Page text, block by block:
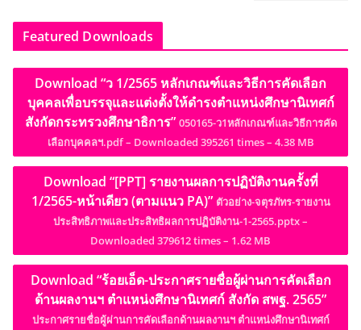
Featured Downloads
Download “ว 1/2565 หลักเกณฑ์และวิธีการคัดเลือก
บุคคลเพื่อบรรจุและแต่งตั้งให้ดำรงตำแหน่งศึกษานิเทศก์
สังกัดกระทรวงศึกษาธิการ” 050165-ว1หลักเกณฑ์และวิธีการคัด
เลือกบุคคลฯ.pdf – Downloaded 395261 times – 4.38 MB
Download “[PPT] รายงานผลการปฏิบัติงานครั้งที่
1/2565-หน้าเดียว (ตามแนว PA)” ตัวอย่าง-จตุรภัทร-รายงาน
ประสิทธิภาพและประสิทธิผลการปฏิบัติงาน-1-2565.pptx –
Downloaded 379612 times – 1.62 MB
Download “ร้อยเอ็ด-ประกาศรายชื่อผู้ผ่านการคัดเลือก
ด้านผลงานฯ ตำแหน่งศึกษานิเทศก์ สังกัด สพฐ. 2565”
ประกาศรายชื่อผู้ผ่านการคัดเลือกด้านผลงานฯ ตำแหน่งศึกษานิเทศก์